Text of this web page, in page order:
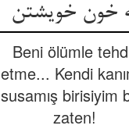
خون خویشتن
Beni ölümle
etme... Kendi
susamış birisiyim
zaten!